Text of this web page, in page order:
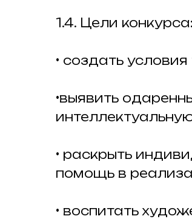
1.4. Цели конкурса:
• создать
•выявить
• раскрыть
помощь в
• воспитать